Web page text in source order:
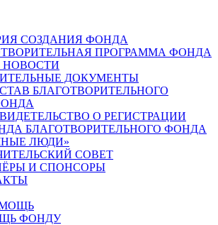
СОЗДАНИЯ ФОНДА
ПРОГРАММА ФОНДА
ДОКУМЕНТЫ
БЛАГОТВОРИТЕЛЬНОГО
О РЕГИСТРАЦИИ
БЛАГОТВОРИТЕЛЬНОГО ФОНДА
ЛЮДИ»
СОВЕТ
И СПОНСОРЫ
ФОНДУ